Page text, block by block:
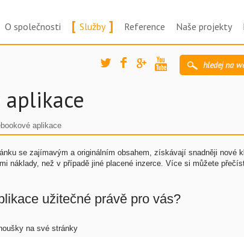
O společnosti [ Služby] Reference Naše projekty
aplikace
aplikace
se zajímavým a originálním obsahem, získávají snadněji nové
náklady, než v případě jiné placené inzerce. Více si můžete
užitečné právě pro vás?
na své stránky